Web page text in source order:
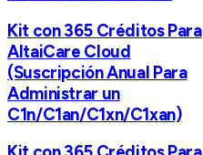
Kit con 365 Créditos Para
AltaiCare Cloud
(Suscripción Anual Para
Administrar un
C1n/C1an/C1xn/C1xan)